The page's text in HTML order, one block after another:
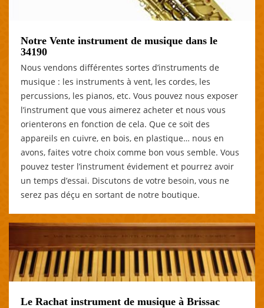
Notre Vente instrument de musique dans le
34190
Nous vendons différentes sortes d’instruments de
musique : les instruments à vent, les cordes, les
percussions, les pianos, etc. Vous pouvez nous exposer
l’instrument que vous aimerez acheter et nous vous
orienterons en fonction de cela. Que ce soit des
appareils en cuivre, en bois, en plastique… nous en
avons, faites votre choix comme bon vous semble. Vous
pouvez tester l’instrument évidement et pourrez avoir
un temps d’essai. Discutons de votre besoin, vous ne
serez pas déçu en sortant de notre boutique.
Le Rachat instrument de musique à Brissac